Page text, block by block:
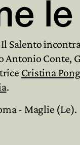
Salento
Conte,
Cristina
.
- Maglie (Le).